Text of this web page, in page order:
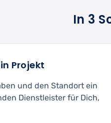
In 3
Projekt
und den Standort ein
Dienstleister für Dich,